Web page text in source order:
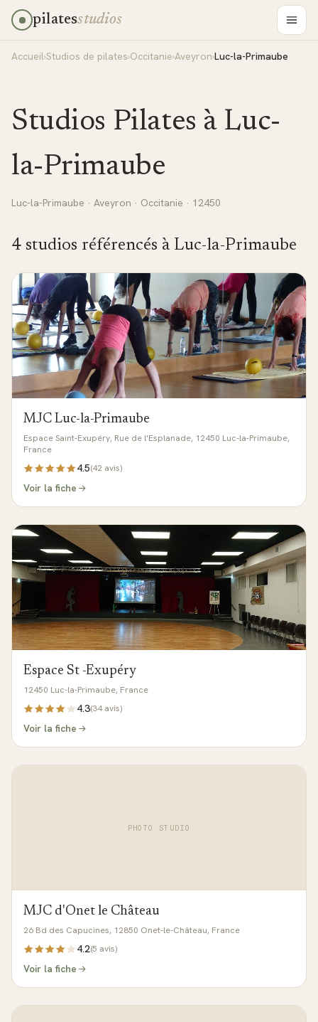
pilatesstudios
Accueil›Studios de pilates›Occitanie›Aveyron›Luc-la-Primaube
Studios Pilates à Luc-
la-Primaube
Luc-la-Primaube · Aveyron · Occitanie · 12450
4 studios référencés à Luc-la-Primaube
MJC Luc-la-Primaube
Espace Saint-Exupéry, Rue de l'Esplanade, 12450 Luc-la-Primaube,
France
4.5(42 avis)
Voir la fiche
Espace St -Exupéry
12450 Luc-la-Primaube, France
4.3(34avis)
Voir la fiche
PHOTO STUDIO
MJC d'Onet le Château
26 Bd des Capucines, 12850 Onet-le-Château, France
4.2(5 avis)
Voir la fiche